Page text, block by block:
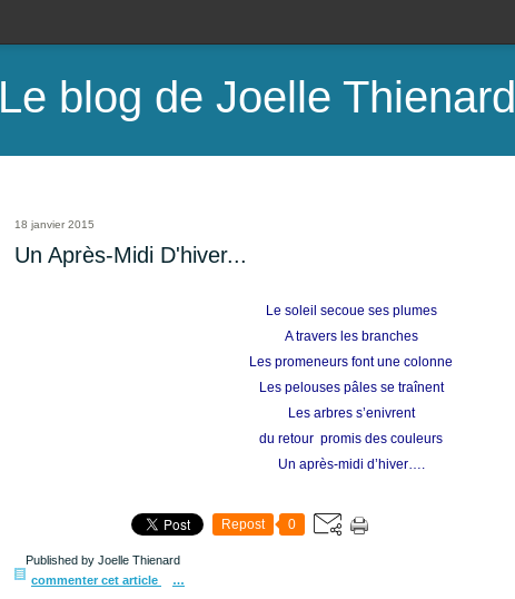
Le blog de Joelle Thienard
18 janvier 2015
Un Après-Midi D'hiver...
Le soleil secoue ses plumes
A travers les branches
Les promeneurs font une colonne
Les pelouses pâles se traînent
Les arbres s’enivrent
du retour promis des couleurs
Un après-midi d’hiver….
Repost 0
Published by Joelle Thienard
commenter cet article
…